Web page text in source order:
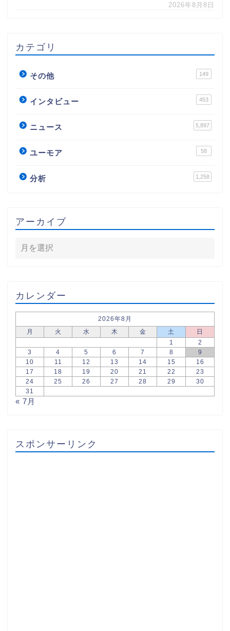
2026年8月8日
カテゴリ
その他 149
インタビュー 453
ニュース 5,897
ユーモア 58
分析 1,258
アーカイブ
カレンダー
2026年8月
月
火 水 木 金 土
日
1
2
3
4 5 6 7 8
9
10
11 12 13 14 15
16
17
18 19 20 21 22
23
24
25 26 27 28 29
30
31
« 7月
スポンサーリンク